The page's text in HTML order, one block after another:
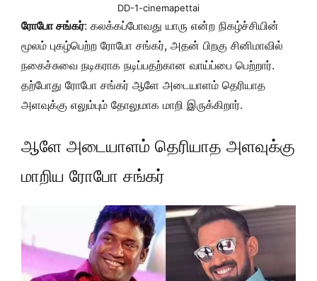
DD-1-cinemapettai
ரோபோ சங்கர்: கலக்கப்போவது யாரு என்ற நிகழ்ச்சியின்
மூலம் புகழ்பெற்ற ரோபோ சங்கர், அதன் பிறகு சினிமாவில்
நகைச்சுவை நடிகராக நடிப்பதற்கான வாய்ப்பை பெற்றார்.
தற்போது ரோபோ சங்கர் ஆளே அடையாளம் தெரியாத
அளவுக்கு எலும்பும் தோலுமாக மாறி இருக்கிறார்.
ஆளே அடையாளம் தெரியாத அளவுக்கு
மாறிய ரோபோ சங்கர்